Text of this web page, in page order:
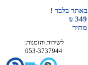
באתר בלבד !
לשירות והזמנות:
053-3737944